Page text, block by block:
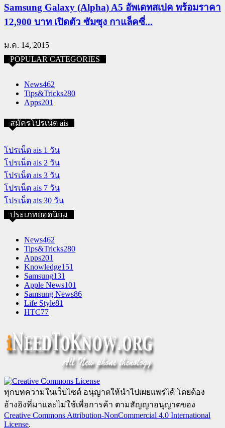
Samsung Galaxy (Alpha) A5 อัพเดทสเปค พร้อมราคา
12,900 บาท เปิดตัว ซัมซุง กาแล็คซี่...
ม.ค. 14, 2015
POPULAR CATEGORIES
News462
Tips&Tricks280
Apps201
สมัครโปรเน็ต ais
โปรเน็ต ais 1 วัน
โปรเน็ต ais 2 วัน
โปรเน็ต ais 3 วัน
โปรเน็ต ais 7 วัน
โปรเน็ต ais 30 วัน
ประเภทยอดนิยม
News462
Tips&Tricks280
Apps201
Knowledge151
Samsung131
Apple News101
Samsung News86
Life Style81
HTC77
ทุกบทความในเว็บไซต์ อนุญาตให้นำไปเผยแพร่ได้ โดยต้อง
อ้างอิงที่มาและไม่ใช้เพื่อการค้า ตามสัญญาอนุญาตของ
Creative Commons Attribution-NonCommercial 4.0 International
License.